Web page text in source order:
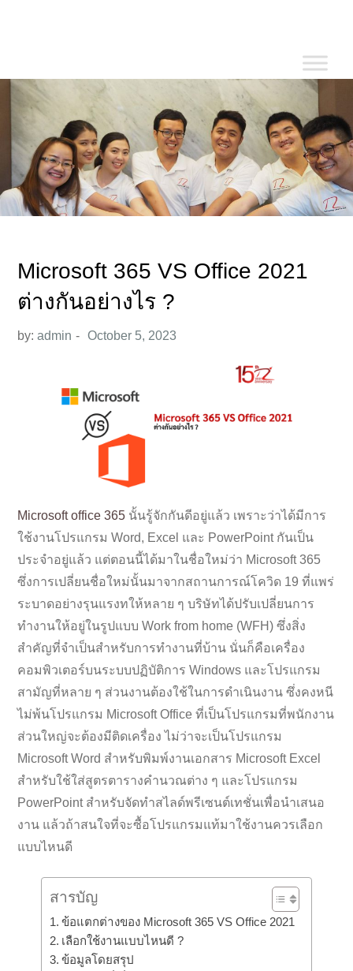
Microsoft 365 VS Office 2021
ต่างกันอย่างไร ?
by:admin
Microsoft office 365 นั้นรู้จักกันดีอยู่แล้ว เพราะว่าได้มีการ
ใช้งานโปรแกรม Word, Excel และ PowerPoint กันเป็น
ประจำอยู่แล้ว แต่ตอนนี้ได้มาในชื่อใหม่ว่า Microsoft 365
ซึ่งการเปลี่ยนชื่อใหม่นั้นมาจากสถานการณ์โควิด 19 ที่แพร่
ระบาดอย่างรุนแรงทให้หลาย ๆ บริษัทได้ปรับเปลี่ยนการ
ทำงานให้อยู่ในรูปแบบ Work from home (WFH) ซึ่งสิ่ง
สำคัญที่จำเป็นสำหรับการทำงานที่บ้าน นั่นก็คือเครื่อง
คอมพิวเตอร์บนระบบปฏิบัติการ Windows และโปรแกรม
สามัญที่หลาย ๆ ส่วนงานต้องใช้ในการดำเนินงาน ซึ่งคงหนี
ไม่พ้นโปรแกรม Microsoft Office ที่เป็นโปรแกรมที่พนักงาน
ส่วนใหญ่จะต้องมีติดเครื่อง ไม่ว่าจะเป็นโปรแกรม
Microsoft Word สำหรับพิมพ์งานเอกสาร Microsoft Excel
สำหรับใช้ใส่สูตรตารางคำนวณต่าง ๆ และโปรแกรม
PowerPoint สำหรับจัดทำสไลด์พรีเซนต์เทชั่นเพื่อนำเสนอ
งาน แล้วถ้าสนใจที่จะซื้อโปรแกรมแท้มาใช้งานควรเลือก
แบบไหนดี
สารบัญ
ข้อแตกต่างของ Microsoft 365 VS Office 2021
เลือกใช้งานแบบไหนดี ?
ข้อมูลโดยสรุป